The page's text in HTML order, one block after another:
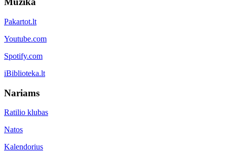
Pakartot.lt
Youtube.com
Spotify.com
iBiblioteka.lt
Nariams
Ratilio klubas
Natos
Kalendorius